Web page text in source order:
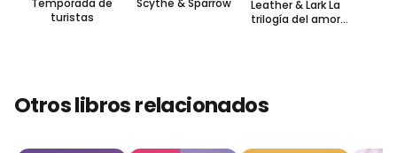
Temporada de
turistas
Scythe & Sparrow
Leather & Lark La
trilogía del amor
Otros libros relacionados